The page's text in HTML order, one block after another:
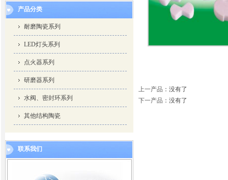
产品分类
耐磨陶瓷系列
LED灯头系列
点火器系列
研磨器系列
水阀、密封环系列
其他结构陶瓷
联系我们
上一产品 ：没有了
下一产品 ：没有了